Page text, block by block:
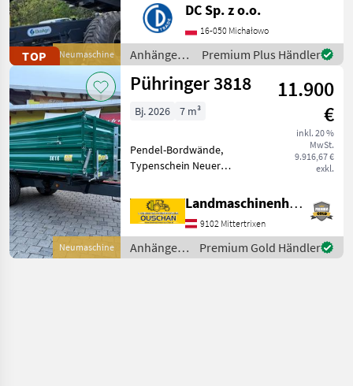
TOP Neumaschine
Hakenliftanhänger EkoAgri
Eko 18 Preis mit
europäischer Zulassung
ohne Container Maximales
Gesamtgewich
DC Sp. z o.o.
16-050 Michałowo
Anhänger /
Sonstige
Premium Plus Händler
Neumaschine
Pühringer 3818
11.900
€
inkl. 20 %
MwSt.
9.916,67 €
exkl.
Bj. 2026 7 m³
Pendel-Bordwände,
Typenschein Neuer
3818 - Eigengewicht 1480kg
- Nutzlast 6000kg -
Brückenmaße
3850x1820mm -
Pendelaufsatzwand - Gru
Landmaschinenhandel Ouschan Anton
9102 Mittertrixen
Anhänger /
Pühringer
Premium Gold Händler